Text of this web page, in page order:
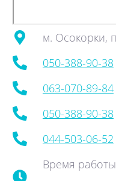
м. Осокорки,
050-388-90-38
063-070-89-84
050-388-90-38
044-503-06-52
Время